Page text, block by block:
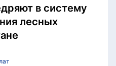
Комплаенс
в систему
лесных